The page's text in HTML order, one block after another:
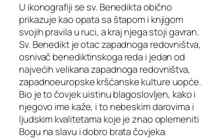
U ikonografiji se sv. Benedikta obično
prikazuje kao opata sa štapom i knjigom
svojih pravila u ruci, a kraj njega stoji gavran.
Sv. Benedikt je otac zapadnoga redovništva,
osnivač benediktinskoga reda i jedan od
najvećih velikana zapadnoga redovništva,
zapadnoeuropske kršćanske kulture uopće.
Bio je to čovjek uistinu blagoslovljen, kako i
njegovo ime kaže, i to nebeskim darovima i
ljudskim kvalitetama koje je znao oplemeniti
Bogu na slavu i dobro brata čovjeka.